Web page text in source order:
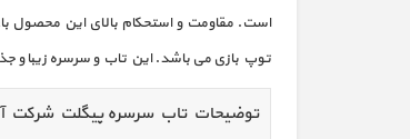
است. مقاومت و استحکام بالای این محصول
توپ بازی می باشد. این تاب و سرسره زیبا و
توضیحات تاب سرسره پیگلت شرکت